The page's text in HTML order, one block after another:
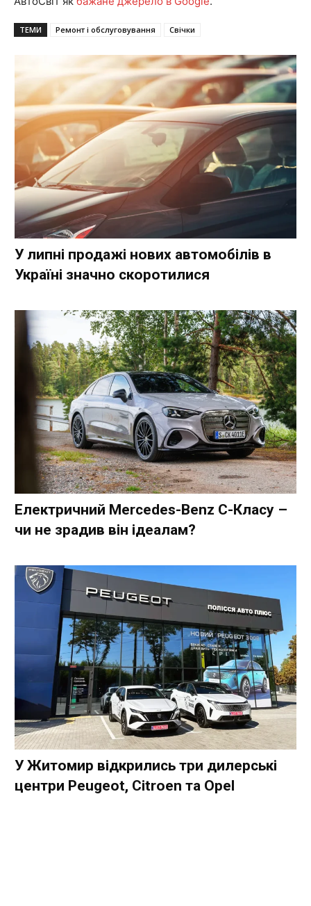
ТЕМИ Ремонт і обслуговування Свічки
У липні продажі нових автомобілів в
Україні значно скоротилися
Електричний Mercedes-Benz C-Класу –
чи не зрадив він ідеалам?
У Житомир відкрились три дилерські
центри Peugeot, Citroen та Opel